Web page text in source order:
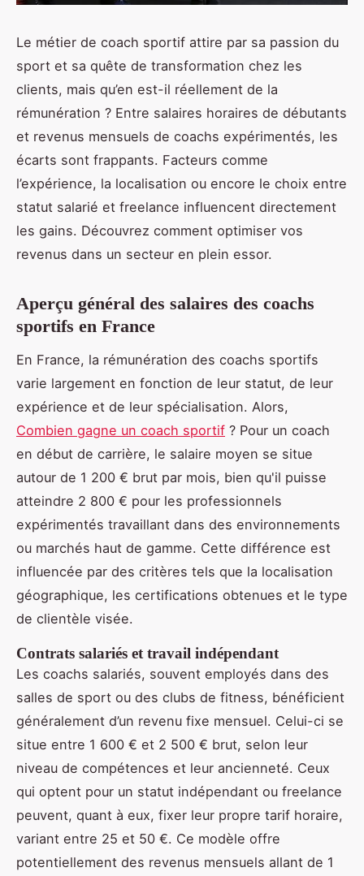
Le métier de coach sportif attire par sa passion du
sport et sa quête de transformation chez les
clients, mais qu’en est-il réellement de la
rémunération ? Entre salaires horaires de débutants
et revenus mensuels de coachs expérimentés, les
écarts sont frappants. Facteurs comme
l’expérience, la localisation ou encore le choix entre
statut salarié et freelance influencent directement
les gains. Découvrez comment optimiser vos
revenus dans un secteur en plein essor.
Aperçu général des salaires des coachs
sportifs en France
En France, la rémunération des coachs sportifs
varie largement en fonction de leur statut, de leur
expérience et de leur spécialisation. Alors,
Combien gagne un coach sportif ? Pour un coach
en début de carrière, le salaire moyen se situe
autour de 1 200 € brut par mois, bien qu'il puisse
atteindre 2 800 € pour les professionnels
expérimentés travaillant dans des environnements
ou marchés haut de gamme. Cette différence est
influencée par des critères tels que la localisation
géographique, les certifications obtenues et le type
de clientèle visée.
Contrats salariés et travail indépendant
Les coachs salariés, souvent employés dans des
salles de sport ou des clubs de fitness, bénéficient
généralement d’un revenu fixe mensuel. Celui-ci se
situe entre 1 600 € et 2 500 € brut, selon leur
niveau de compétences et leur ancienneté. Ceux
qui optent pour un statut indépendant ou freelance
peuvent, quant à eux, fixer leur propre tarif horaire,
variant entre 25 et 50 €. Ce modèle offre
potentiellement des revenus mensuels allant de 1